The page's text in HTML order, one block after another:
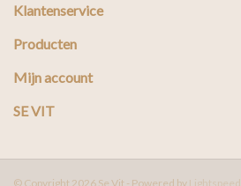
Klantenservice
Producten
Mijn account
SE VIT
© Copyright 2026 Se Vit - Powered by Lightspeed